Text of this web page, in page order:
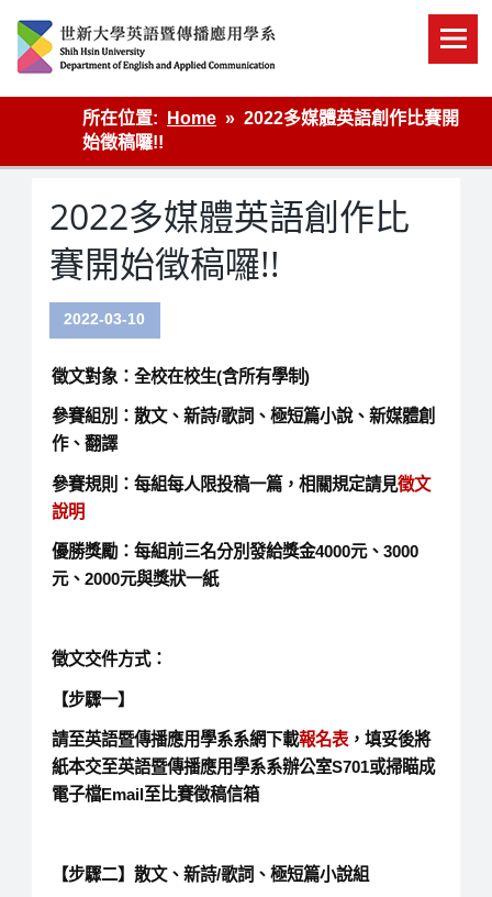
content
英語傳播
所在位置:
Home
2022多媒體英語創作比賽開
始徵稿囉!!
2022多媒體英語創作比
賽開始徵稿囉!!
2022-03-10
徵文對象：全校在校生(含所有學制)
參賽組別：散文、新詩/歌詞、極短篇小說、新媒體創
作、翻譯
參賽規則：每組每人限投稿一篇，相關規定請見徵文
說明
優勝獎勵：每組前三名分別發給獎金4000元、3000
元、2000元與獎狀一紙
徵文交件方式：
【步驟一】
請至英語暨傳播應用學系系網下載報名表，填妥後將
紙本交至英語暨傳播應用學系系辦公室S701或掃瞄成
電子檔Email至比賽徵稿信箱
【步驟二】散文、新詩/歌詞、極短篇小說組